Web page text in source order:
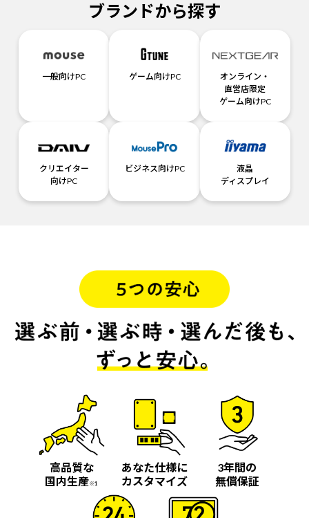
ブランドから探す
一般向けPC ゲーム向けPC
オンライン・
直営店限定
ゲーム向けPC
クリエイター
向けPC
ビジネス向けPC
液晶
ディスプレイ
高品質な
国内生産※1
あなた仕様に
カスタマイズ
3年間の
無償保証